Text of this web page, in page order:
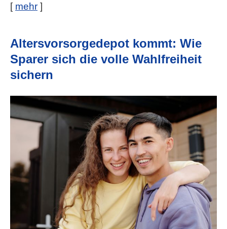
[ mehr ]
Alters­vorsorge­depot kommt: Wie
Sparer sich die volle Wahlfreiheit
sichern